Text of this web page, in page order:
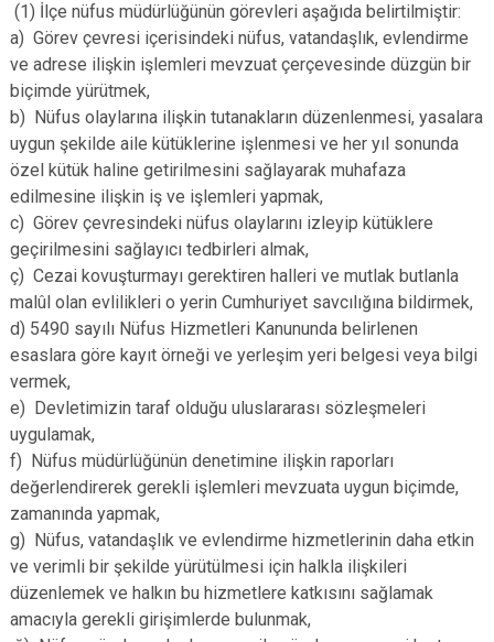
Kızılırmak
(1) İlçe nüfus müdürlüğünün görevleri aşağıda belirtilmiştir:
a) Görev çevresi içerisindeki nüfus, vatandaşlık, evlendirme
ve adrese ilişkin işlemleri mevzuat çerçevesinde düzgün bir
biçimde yürütmek,
b) Nüfus olaylarına ilişkin tutanakların düzenlenmesi, yasalara
uygun şekilde aile kütüklerine işlenmesi ve her yıl sonunda
özel kütük haline getirilmesini sağlayarak muhafaza
edilmesine ilişkin iş ve işlemleri yapmak,
c) Görev çevresindeki nüfus olaylarını izleyip kütüklere
geçirilmesini sağlayıcı tedbirleri almak,
ç) Cezai kovuşturmayı gerektiren halleri ve mutlak butlanla
malûl olan evlilikleri o yerin Cumhuriyet savcılığına bildirmek,
d) 5490 sayılı Nüfus Hizmetleri Kanununda belirlenen
esaslara göre kayıt örneği ve yerleşim yeri belgesi veya bilgi
vermek,
e) Devletimizin taraf olduğu uluslararası sözleşmeleri
uygulamak,
f) Nüfus müdürlüğünün denetimine ilişkin raporları
değerlendirerek gerekli işlemleri mevzuata uygun biçimde,
zamanında yapmak,
g) Nüfus, vatandaşlık ve evlendirme hizmetlerinin daha etkin
ve verimli bir şekilde yürütülmesi için halkla ilişkileri
düzenlemek ve halkın bu hizmetlere katkısını sağlamak
amacıyla gerekli girişimlerde bulunmak,